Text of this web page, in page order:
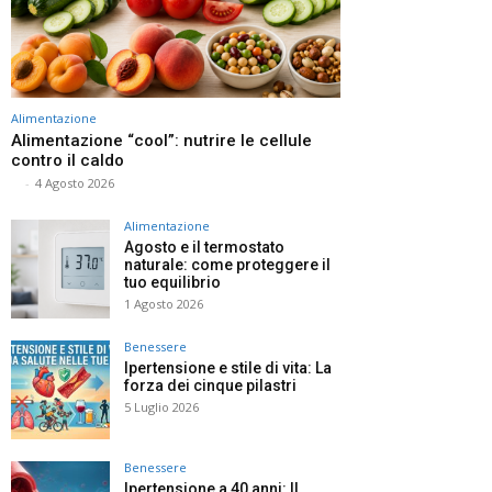
Alimentazione
Alimentazione “cool”: nutrire le cellule
contro il caldo
- 4 Agosto 2026
Alimentazione
Agosto e il termostato
naturale: come proteggere il
tuo equilibrio
1 Agosto 2026
Benessere
Ipertensione e stile di vita: La
forza dei cinque pilastri
5 Luglio 2026
Benessere